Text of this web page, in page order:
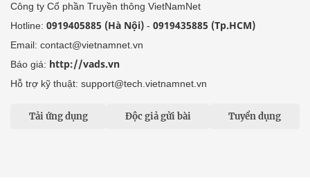
Công ty Cổ phần Truyền thông VietNamNet
Hotline: 0919405885 (Hà Nội) - 0919435885 (Tp.HCM)
Email: contact@vietnamnet.vn
Báo giá: http://vads.vn
Hỗ trợ kỹ thuật: support@tech.vietnamnet.vn
Tải ứng dụng Độc giả gửi bài Tuyển dụng